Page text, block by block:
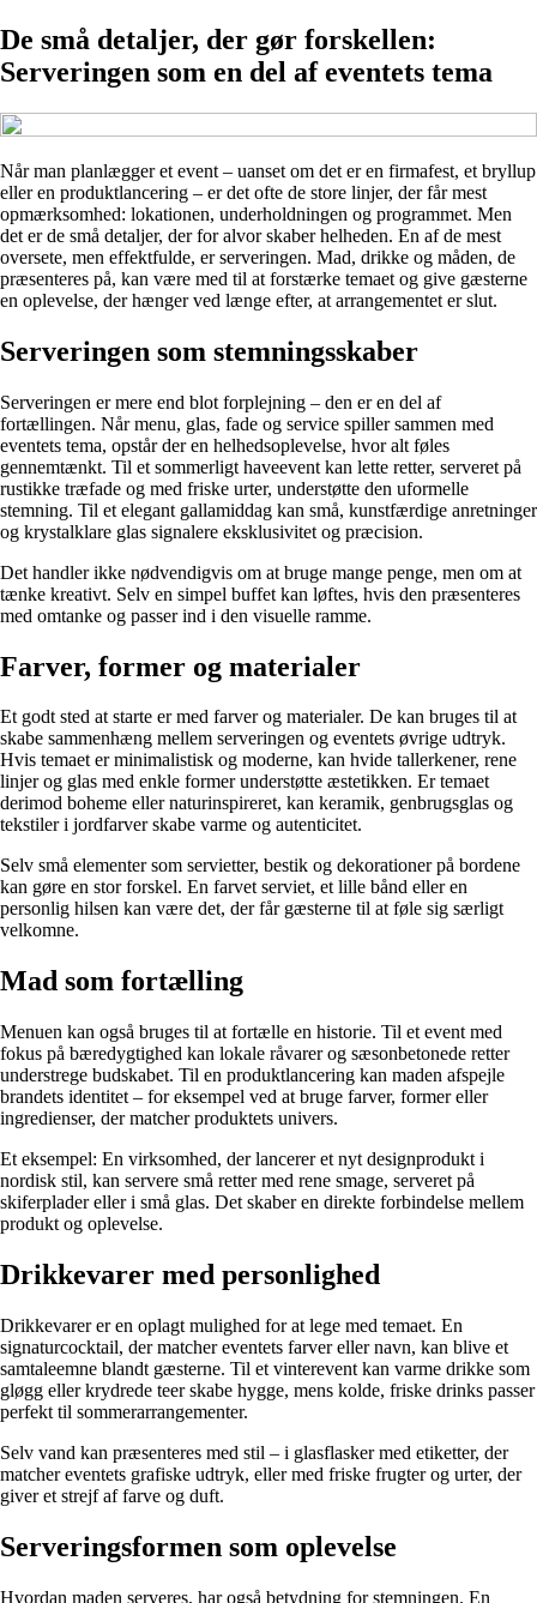
De små detaljer, der gør forskellen:
Serveringen som en del af eventets tema
Når man planlægger et event – uanset om det er en firmafest, et bryllup
eller en produktlancering – er det ofte de store linjer, der får mest
opmærksomhed: lokationen, underholdningen og programmet. Men
det er de små detaljer, der for alvor skaber helheden. En af de mest
oversete, men effektfulde, er serveringen. Mad, drikke og måden, de
præsenteres på, kan være med til at forstærke temaet og give gæsterne
en oplevelse, der hænger ved længe efter, at arrangementet er slut.
Serveringen som stemningsskaber
Serveringen er mere end blot forplejning – den er en del af
fortællingen. Når menu, glas, fade og service spiller sammen med
eventets tema, opstår der en helhedsoplevelse, hvor alt føles
gennemtænkt. Til et sommerligt haveevent kan lette retter, serveret på
rustikke træfade og med friske urter, understøtte den uformelle
stemning. Til et elegant gallamiddag kan små, kunstfærdige anretninger
og krystalklare glas signalere eksklusivitet og præcision.
Det handler ikke nødvendigvis om at bruge mange penge, men om at
tænke kreativt. Selv en simpel buffet kan løftes, hvis den præsenteres
med omtanke og passer ind i den visuelle ramme.
Farver, former og materialer
Et godt sted at starte er med farver og materialer. De kan bruges til at
skabe sammenhæng mellem serveringen og eventets øvrige udtryk.
Hvis temaet er minimalistisk og moderne, kan hvide tallerkener, rene
linjer og glas med enkle former understøtte æstetikken. Er temaet
derimod boheme eller naturinspireret, kan keramik, genbrugsglas og
tekstiler i jordfarver skabe varme og autenticitet.
Selv små elementer som servietter, bestik og dekorationer på bordene
kan gøre en stor forskel. En farvet serviet, et lille bånd eller en
personlig hilsen kan være det, der får gæsterne til at føle sig særligt
velkomne.
Mad som fortælling
Menuen kan også bruges til at fortælle en historie. Til et event med
fokus på bæredygtighed kan lokale råvarer og sæsonbetonede retter
understrege budskabet. Til en produktlancering kan maden afspejle
brandets identitet – for eksempel ved at bruge farver, former eller
ingredienser, der matcher produktets univers.
Et eksempel: En virksomhed, der lancerer et nyt designprodukt i
nordisk stil, kan servere små retter med rene smage, serveret på
skiferplader eller i små glas. Det skaber en direkte forbindelse mellem
produkt og oplevelse.
Drikkevarer med personlighed
Drikkevarer er en oplagt mulighed for at lege med temaet. En
signaturcocktail, der matcher eventets farver eller navn, kan blive et
samtaleemne blandt gæsterne. Til et vinterevent kan varme drikke som
gløgg eller krydrede teer skabe hygge, mens kolde, friske drinks passer
perfekt til sommerarrangementer.
Selv vand kan præsenteres med stil – i glasflasker med etiketter, der
matcher eventets grafiske udtryk, eller med friske frugter og urter, der
giver et strejf af farve og duft.
Serveringsformen som oplevelse
Hvordan maden serveres, har også betydning for stemningen. En